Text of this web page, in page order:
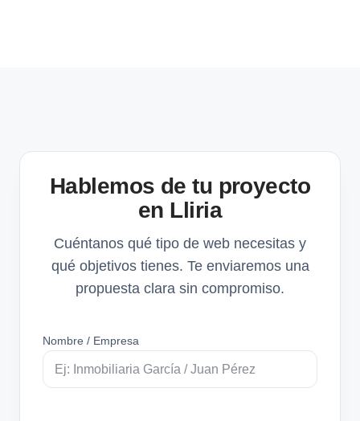
Hablemos de tu proyecto
en Lliria
Cuéntanos qué tipo de web necesitas y
qué objetivos tienes. Te enviaremos una
propuesta clara sin compromiso.
Nombre / Empresa